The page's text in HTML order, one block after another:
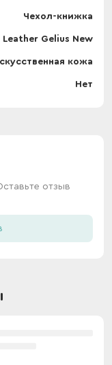
Чехол-книжка
Gelius New
кожа
Нет
отзыв